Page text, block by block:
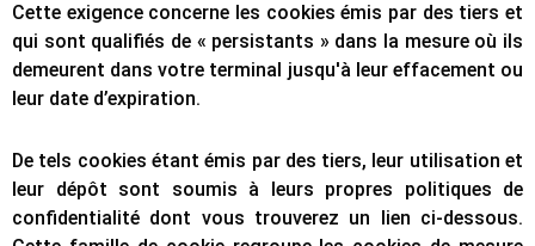
Cette exigence concerne les cookies émis par des tiers et
qui sont qualifiés de « persistants » dans la mesure où ils
demeurent dans votre terminal jusqu'à leur effacement ou
leur date d’expiration.
De tels cookies étant émis par des tiers, leur utilisation et
leur dépôt sont soumis à leurs propres politiques de
confidentialité dont vous trouverez un lien ci-dessous.